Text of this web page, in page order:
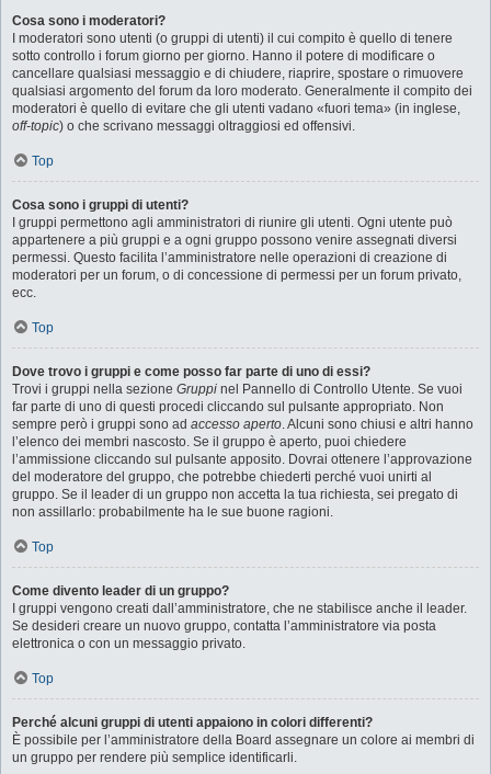
Cosa sono i moderatori?
I moderatori sono utenti (o gruppi di utenti) il cui compito è quello di tenere
sotto controllo i forum giorno per giorno. Hanno il potere di modificare o
cancellare qualsiasi messaggio e di chiudere, riaprire, spostare o rimuovere
qualsiasi argomento del forum da loro moderato. Generalmente il compito dei
moderatori è quello di evitare che gli utenti vadano «fuori tema» (in inglese,
off-topic) o che scrivano messaggi oltraggiosi ed offensivi.
Top
Cosa sono i gruppi di utenti?
I gruppi permettono agli amministratori di riunire gli utenti. Ogni utente può
appartenere a più gruppi e a ogni gruppo possono venire assegnati diversi
permessi. Questo facilita l’amministratore nelle operazioni di creazione di
moderatori per un forum, o di concessione di permessi per un forum privato,
ecc.
Top
Dove trovo i gruppi e come posso far parte di uno di essi?
Trovi i gruppi nella sezione Gruppi nel Pannello di Controllo Utente. Se vuoi
far parte di uno di questi procedi cliccando sul pulsante appropriato. Non
sempre però i gruppi sono ad accesso aperto. Alcuni sono chiusi e altri hanno
l’elenco dei membri nascosto. Se il gruppo è aperto, puoi chiedere
l’ammissione cliccando sul pulsante apposito. Dovrai ottenere l’approvazione
del moderatore del gruppo, che potrebbe chiederti perché vuoi unirti al
gruppo. Se il leader di un gruppo non accetta la tua richiesta, sei pregato di
non assillarlo: probabilmente ha le sue buone ragioni.
Top
Come divento leader di un gruppo?
I gruppi vengono creati dall’amministratore, che ne stabilisce anche il leader.
Se desideri creare un nuovo gruppo, contatta l’amministratore via posta
elettronica o con un messaggio privato.
Top
Perché alcuni gruppi di utenti appaiono in colori differenti?
È possibile per l’amministratore della Board assegnare un colore ai membri di
un gruppo per rendere più semplice identificarli.